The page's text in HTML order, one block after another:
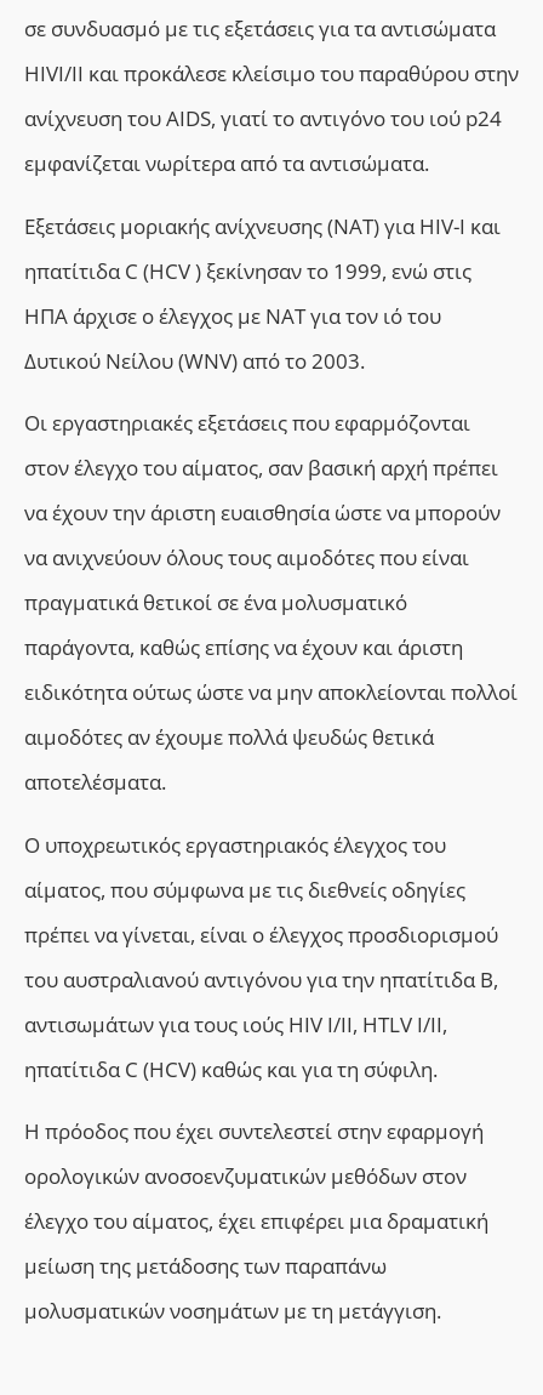
σε συνδυασμό με τις εξετάσεις για τα αντισώματα
HIVI/II και προκάλεσε κλείσιμο του παραθύρου στην
ανίχνευση του AIDS, γιατί το αντιγόνο του ιού p24
εμφανίζεται νωρίτερα από τα αντισώματα.
Εξετάσεις μοριακής ανίχνευσης (NAT) για HIV-Ι και
ηπατίτιδα C (HCV ) ξεκίνησαν το 1999, ενώ στις
ΗΠΑ άρχισε ο έλεγχος με ΝΑΤ για τον ιό του
Δυτικού Νείλου (WNV) από το 2003.
Οι εργαστηριακές εξετάσεις που εφαρμόζονται
στον έλεγχο του αίματος, σαν βασική αρχή πρέπει
να έχουν την άριστη ευαισθησία ώστε να μπορούν
να ανιχνεύουν όλους τους αιμοδότες που είναι
πραγματικά θετικοί σε ένα μολυσματικό
παράγοντα, καθώς επίσης να έχουν και άριστη
ειδικότητα ούτως ώστε να μην αποκλείονται πολλοί
αιμοδότες αν έχουμε πολλά ψευδώς θετικά
αποτελέσματα.
Ο υποχρεωτικός εργαστηριακός έλεγχος του
αίματος, που σύμφωνα με τις διεθνείς οδηγίες
πρέπει να γίνεται, είναι ο έλεγχος προσδιορισμού
του αυστραλιανού αντιγόνου για την ηπατίτιδα Β,
αντισωμάτων για τους ιούς HIV Ι/ΙΙ, HTLV Ι/ΙΙ,
ηπατίτιδα C (HCV) καθώς και για τη σύφιλη.
Η πρόοδος που έχει συντελεστεί στην εφαρμογή
ορολογικών ανοσοενζυματικών μεθόδων στον
έλεγχο του αίματος, έχει επιφέρει μια δραματική
μείωση της μετάδοσης των παραπάνω
μολυσματικών νοσημάτων με τη μετάγγιση.